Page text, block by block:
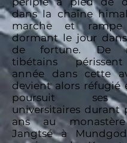
dans la chaîne
marche et
dormant le jour
de fortune. De
tibétains
année dans cette
devient alors réfugié
poursuit ses
universitaires durant
ans au
Jangtsé à